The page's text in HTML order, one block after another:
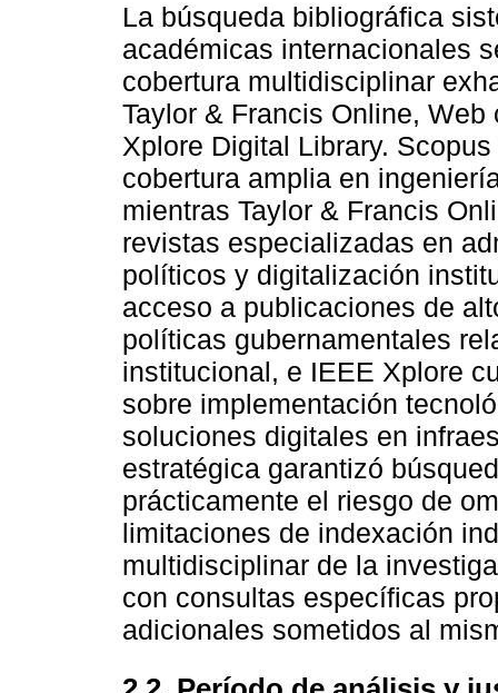
La búsqueda bibliográfica
académicas internacionales
cobertura multidisciplinar
Taylor & Francis Online,
Xplore Digital Library.
cobertura amplia en
mientras Taylor & Francis
revistas especializadas en
políticos y digitalización
acceso a publicaciones de
políticas gubernamentales
institucional, e IEEE Xplore
sobre implementación
soluciones digitales en
estratégica garantizó
prácticamente el riesgo de
limitaciones de indexación
multidisciplinar de la
con consultas específicas
adicionales sometidos al